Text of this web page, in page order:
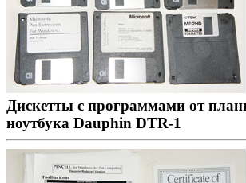
Дискетты с программами от
ноутбука Dauphin DTR-1